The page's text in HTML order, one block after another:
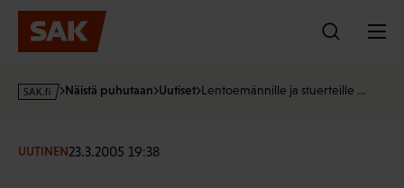
Hyppää
sisältöön
s
·
Näistä puhutaan Uutiset Lentoemännille ja stuerteille …
UUTINEN23.3.2005 19:38